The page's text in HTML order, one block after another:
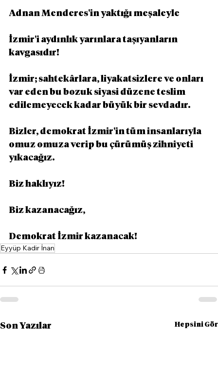
Adnan Menderes'in yaktığı meşaleyle
İzmir'i aydınlık yarınlara taşıyanların
kavgasıdır!
İzmir; sahtekârlara, liyakatsizlere ve onları
var eden bu bozuk siyasi düzene teslim
edilemeyecek kadar büyük bir sevdadır.
Bizler, demokrat İzmir'in tüm insanlarıyla
omuz omuza verip bu çürümüş zihniyeti
yıkacağız.
Biz haklıyız!
Biz kazanacağız,
Demokrat İzmir kazanacak!
Eyyüp Kadir İnan
Son Yazılar Hepsini Gör